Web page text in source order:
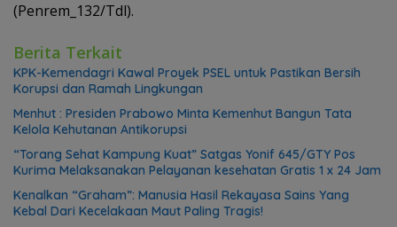
(Penrem_132/Tdl).
Berita Terkait
KPK-Kemendagri Kawal Proyek PSEL untuk Pastikan Bersih
Korupsi dan Ramah Lingkungan
Menhut : Presiden Prabowo Minta Kemenhut Bangun Tata
Kelola Kehutanan Antikorupsi
“Torang Sehat Kampung Kuat” Satgas Yonif 645/GTY Pos
Kurima Melaksanakan Pelayanan kesehatan Gratis 1 x 24 Jam
Kenalkan “Graham”: Manusia Hasil Rekayasa Sains Yang
Kebal Dari Kecelakaan Maut Paling Tragis!